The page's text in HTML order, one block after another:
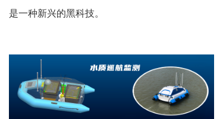
是一种新兴的黑科技。